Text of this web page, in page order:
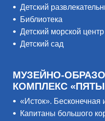
Детский
Библиотека
Детский морской центр
Детский сад
МУЗЕЙНО-
КОМПЛЕКС
«Исток». Бесконечная
Капитаны большого